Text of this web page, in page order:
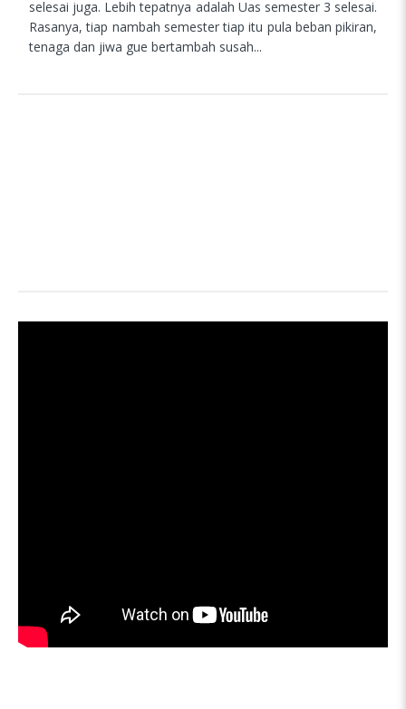
selesai juga. Lebih tepatnya adalah Uas semester 3 selesai.
Rasanya, tiap nambah semester tiap itu pula beban pikiran,
tenaga dan jiwa gue bertambah susah...